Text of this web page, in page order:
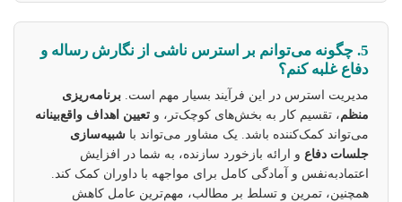
5. چگونه می‌توانم بر استرس ناشی از نگارش رساله و
دفاع غلبه کنم؟
مدیریت استرس در این فرآیند بسیار مهم است. برنامه‌ریزی
منظم، تقسیم کار به بخش‌های کوچک‌تر، و تعیین اهداف واقع‌بینانه
می‌تواند کمک‌کننده باشد. یک مشاور می‌تواند با شبیه‌سازی
جلسات دفاع و ارائه بازخورد سازنده، به شما در افزایش
اعتمادبه‌نفس و آمادگی کامل برای مواجهه با داوران کمک کند.
همچنین، تمرین و تسلط بر مطالب، مهم‌ترین عامل کاهش